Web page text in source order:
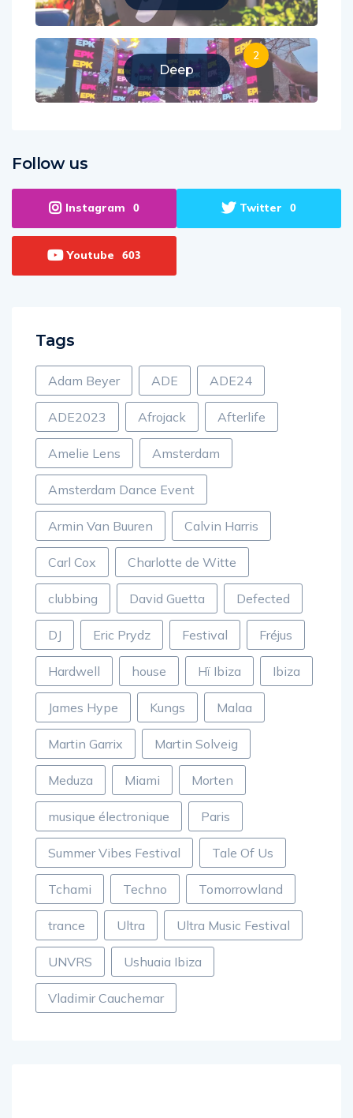
Deep
2
Follow us
Instagram 0 Twitter 0
Youtube 603
Tags
Adam Beyer ADE ADE24
ADE2023 Afrojack Afterlife
Amelie Lens Amsterdam
Amsterdam Dance Event
Armin Van Buuren Calvin Harris
Carl Cox Charlotte de Witte
clubbing David Guetta Defected
DJ Eric Prydz Festival Fréjus
Hardwell house Hï Ibiza Ibiza
James Hype Kungs Malaa
Martin Garrix Martin Solveig
Meduza Miami Morten
musique électronique Paris
Summer Vibes Festival Tale Of Us
Tchami Techno Tomorrowland
trance Ultra Ultra Music Festival
UNVRS Ushuaia Ibiza
Vladimir Cauchemar